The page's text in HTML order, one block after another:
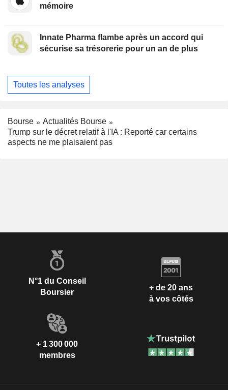
mémoire
Innate Pharma flambe après un accord qui
sécurise sa trésorerie pour un an de plus
Toutes les analyses
Bourse
Actualités Bourse
Trump sur le décret relatif à l'IA : Reporté car certains
aspects ne me plaisaient pas
N°1 du Conseil
Boursier
+ de 20 ans
à vos côtés
+ 1 300 000
membres